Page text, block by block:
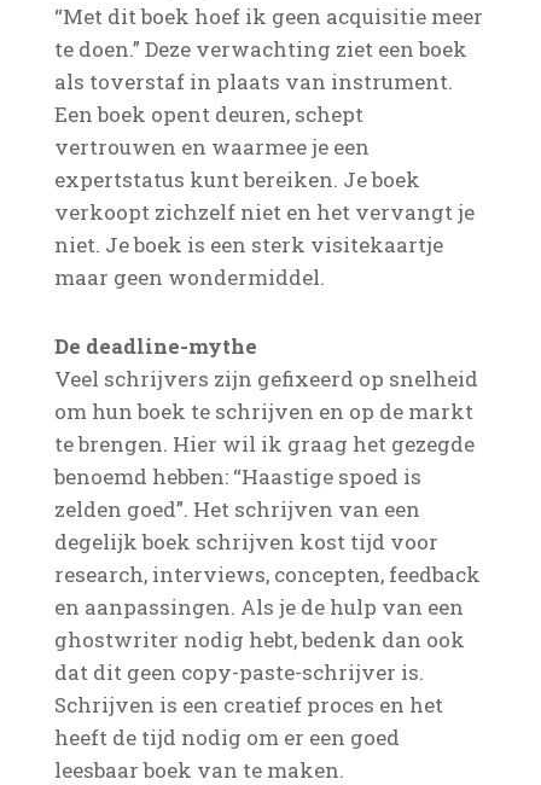
“Met dit boek hoef ik geen acquisitie meer
te doen.” Deze verwachting ziet een boek
als toverstaf in plaats van instrument.
Een boek opent deuren, schept
vertrouwen en waarmee je een
expertstatus kunt bereiken. Je boek
verkoopt zichzelf niet en het vervangt je
niet. Je boek is een sterk visitekaartje
maar geen wondermiddel.
De deadline-mythe
Veel schrijvers zijn gefixeerd op snelheid
om hun boek te schrijven en op de markt
te brengen. Hier wil ik graag het gezegde
benoemd hebben: “Haastige spoed is
zelden goed”. Het schrijven van een
degelijk boek schrijven kost tijd voor
research, interviews, concepten, feedback
en aanpassingen. Als je de hulp van een
ghostwriter nodig hebt, bedenk dan ook
dat dit geen copy-paste-schrijver is.
Schrijven is een creatief proces en het
heeft de tijd nodig om er een goed
leesbaar boek van te maken.